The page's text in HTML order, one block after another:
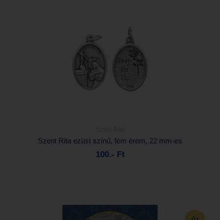
Kosárba
Szent Rita ezüst színű, fém érem, 22 mm-es
100.- Ft